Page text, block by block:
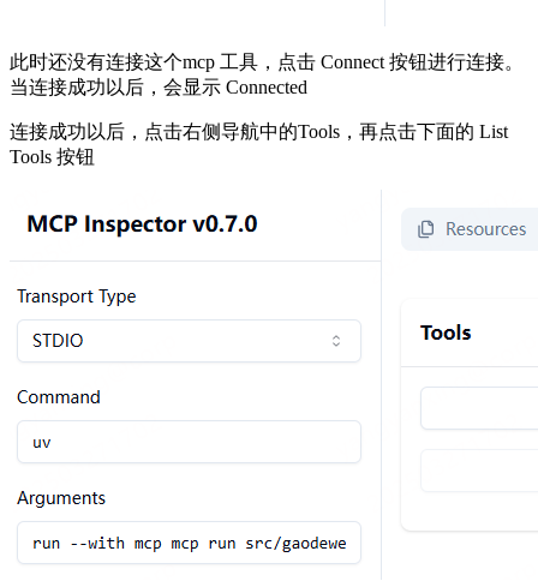
此时还没有连接这个mcp 工具，点击 Connect 按钮进行连接。
当连接成功以后，会显示 Connected
连接成功以后，点击右侧导航中的Tools，再点击下面的 List
Tools 按钮